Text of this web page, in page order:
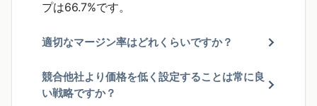
プは66.7%です。
適切なマージン率はどれくらいですか？
競合他社より価格を低く設定することは常に良
い戦略ですか？